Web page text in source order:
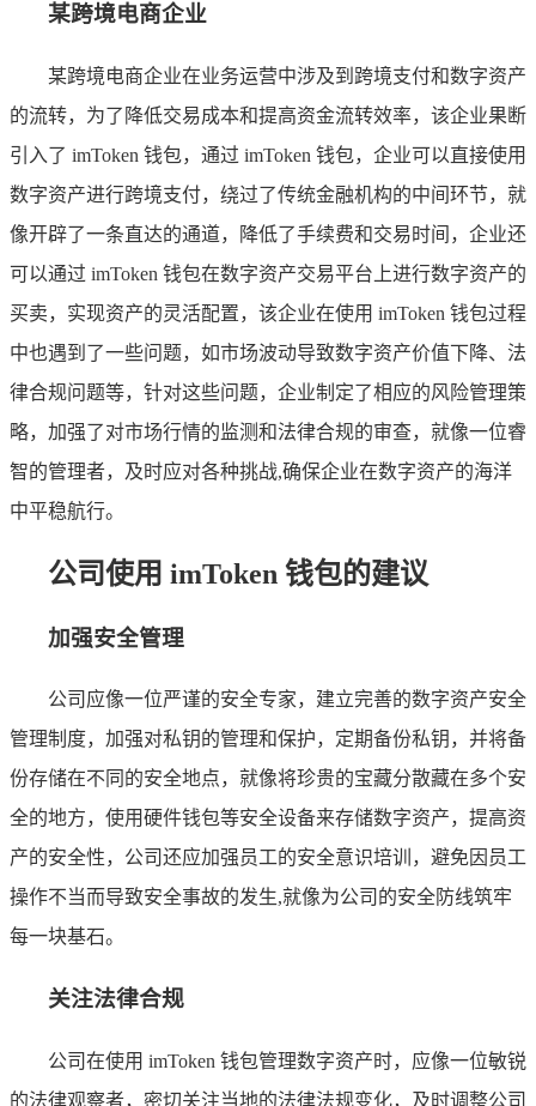
某跨境电商企业
某跨境电商企业在业务运营中涉及到跨境支付和数字资产
的流转，为了降低交易成本和提高资金流转效率，该企业果断
引入了 imToken 钱包，通过 imToken 钱包，企业可以直接使用
数字资产进行跨境支付，绕过了传统金融机构的中间环节，就
像开辟了一条直达的通道，降低了手续费和交易时间，企业还
可以通过 imToken 钱包在数字资产交易平台上进行数字资产的
买卖，实现资产的灵活配置，该企业在使用 imToken 钱包过程
中也遇到了一些问题，如市场波动导致数字资产价值下降、法
律合规问题等，针对这些问题，企业制定了相应的风险管理策
略，加强了对市场行情的监测和法律合规的审查，就像一位睿
智的管理者，及时应对各种挑战,确保企业在数字资产的海洋
中平稳航行。
公司使用 imToken 钱包的建议
加强安全管理
公司应像一位严谨的安全专家，建立完善的数字资产安全
管理制度，加强对私钥的管理和保护，定期备份私钥，并将备
份存储在不同的安全地点，就像将珍贵的宝藏分散藏在多个安
全的地方，使用硬件钱包等安全设备来存储数字资产，提高资
产的安全性，公司还应加强员工的安全意识培训，避免因员工
操作不当而导致安全事故的发生,就像为公司的安全防线筑牢
每一块基石。
关注法律合规
公司在使用 imToken 钱包管理数字资产时，应像一位敏锐
的法律观察者，密切关注当地的法律法规变化，及时调整公司